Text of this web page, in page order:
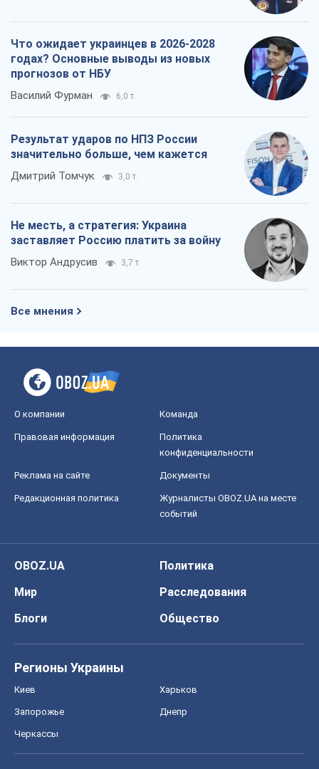
Что ожидает украинцев в 2026-2028
годах? Основные выводы из новых
прогнозов от НБУ
Василий Фурман 6,0 т.
Результат ударов по НПЗ России
значительно больше, чем кажется
Дмитрий Томчук 3,0 т.
Не месть, а стратегия: Украина
заставляет Россию платить за войну
Виктор Андрусив 3,7 т.
Все мнения
О компании Команда
Правовая информация
Политика
конфиденциальности
Реклама на сайте Документы
Редакционная политика
Журналисты OBOZ.UA на месте
событий
OBOZ.UA
Политика
Мир
Расследования
Блоги
Общество
Регионы Украины
Киев Харьков
Запорожье Днепр
Черкассы